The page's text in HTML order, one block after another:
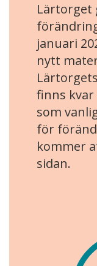
Lärtorget
januari
nytt
finns kvar
som
för
kommer
sidan.